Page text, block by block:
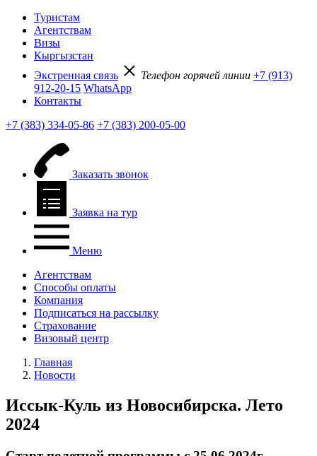
Туристам
Агентствам
Визы
Кыргызстан
Экстренная связь
Телефон горячей линии +7 (913)
912-20-15 WhatsApp
Контакты
+7 (383) 334-05-86 +7 (383) 200-05-00
Заказать звонок
Заявка на тур
Меню
Агентствам
Способы оплаты
Компания
Подписаться на рассылку
Страхование
Визовый центр
Главная
Новости
Иссык-Куль из Новосибирска. Лето
2024